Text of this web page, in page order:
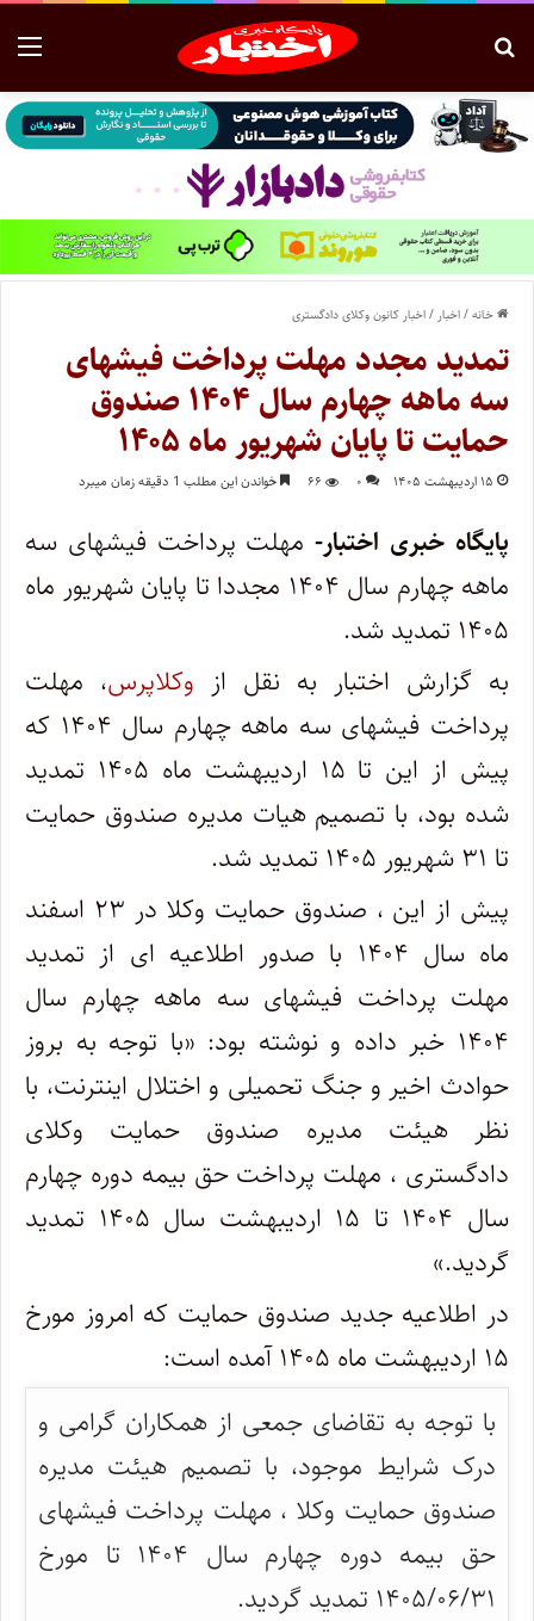
خانه/اخبار /اخبار کانون وکلای دادگستری
تمدید مجدد مهلت پرداخت فیشهای
سه ماهه چهارم سال ۱۴۰۴ صندوق
حمایت تا پایان شهریور ماه ۱۴۰۵
۱۵ اردیبهشت ۱۴۰۵ ۰ ۶۶ خواندن این مطلب 1 دقیقه زمان میبرد
پایگاه خبری اختبار-مهلت پرداخت فیشهای سه
ماهه چهارم سال ۱۴۰۴ مجددا تا پایان شهریور ماه
۱۴۰۵ تمدید شد.
به گزارش اختبار به نقل از وکلاپرس، مهلت
پرداخت فیشهای سه ماهه چهارم سال ۱۴۰۴ که
پیش از این تا ۱۵ اردیبهشت ماه ۱۴۰۵ تمدید
شده بود، با تصمیم هیات مدیره صندوق حمایت
تا ۳۱ شهریور ۱۴۰۵ تمدید شد.
پیش از این ، صندوق حمایت وکلا در ۲۳ اسفند
ماه سال ۱۴۰۴ با صدور اطلاعیه ای از تمدید
مهلت پرداخت فیشهای سه ماهه چهارم سال
۱۴۰۴ خبر داده و نوشته بود: «با توجه به بروز
حوادث اخیر و جنگ تحمیلی و اختلال اینترنت، با
نظر هیئت مدیره صندوق حمایت وکلای
دادگستری ، مهلت پرداخت حق بیمه دوره چهارم
سال ۱۴۰۴ تا ۱۵ اردیبهشت سال ۱۴۰۵ تمدید
گردید.»
در اطلاعیه جدید صندوق حمایت که امروز مورخ
۱۵ اردیبهشت ماه ۱۴۰۵ آمده است:
با توجه به تقاضای جمعی از همکاران گرامی و
درک شرایط موجود، با تصمیم هیئت مدیره
صندوق حمایت وکلا ، مهلت پرداخت فیشهای
حق بیمه دوره چهارم سال ۱۴۰۴ تا مورخ
۱۴۰۵/۰۶/۳۱ تمدید گردید.